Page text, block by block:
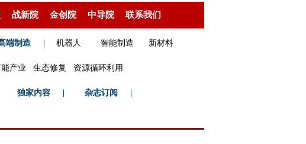
战新院 金创院 中导院 联系我们
端制造 机器人 智能制造 新材料
产业 生态修复 资源循环利用
独家内容 杂志订阅